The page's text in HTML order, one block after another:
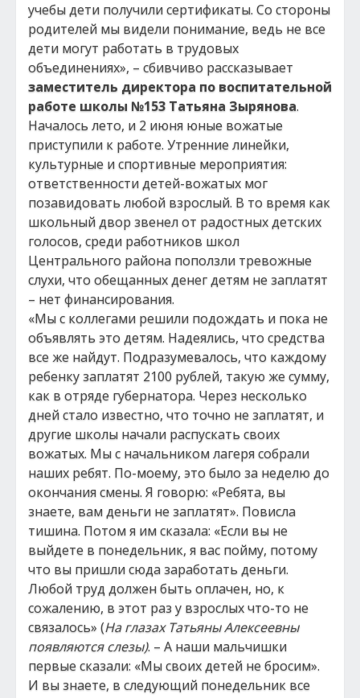
учебы дети получили сертификаты. Со стороны
родителей мы видели понимание, ведь не все
дети могут работать в трудовых
объединениях», – сбивчиво рассказывает
заместитель директора по воспитательной
работе школы №153 Татьяна Зырянова.
Началось лето, и 2 июня юные вожатые
приступили к работе. Утренние линейки,
культурные и спортивные мероприятия:
ответственности детей-вожатых мог
позавидовать любой взрослый. В то время как
школьный двор звенел от радостных детских
голосов, среди работников школ
Центрального района поползли тревожные
слухи, что обещанных денег детям не заплатят
– нет финансирования.
«Мы с коллегами решили подождать и пока не
объявлять это детям. Надеялись, что средства
все же найдут. Подразумевалось, что каждому
ребенку заплатят 2100 рублей, такую же сумму,
как в отряде губернатора. Через несколько
дней стало известно, что точно не заплатят, и
другие школы начали распускать своих
вожатых. Мы с начальником лагеря собрали
наших ребят. По-моему, это было за неделю до
окончания смены. Я говорю: «Ребята, вы
знаете, вам деньги не заплатят». Повисла
тишина. Потом я им сказала: «Если вы не
выйдете в понедельник, я вас пойму, потому
что вы пришли сюда заработать деньги.
Любой труд должен быть оплачен, но, к
сожалению, в этот раз у взрослых что-то не
связалось» (На глазах Татьяны Алексеевны
появляются слезы). – А наши мальчишки
первые сказали: «Мы своих детей не бросим».
И вы знаете, в следующий понедельник все